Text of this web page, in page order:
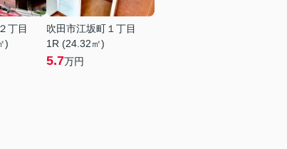
丁目
)
吹田市江坂町１丁目
1R (24.32㎡)
5.7万円